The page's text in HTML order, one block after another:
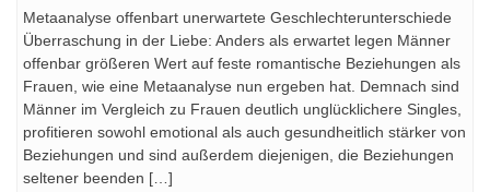
Metaanalyse offenbart unerwartete Geschlechterunterschiede
Überraschung in der Liebe: Anders als erwartet legen Männer
offenbar größeren Wert auf feste romantische Beziehungen als
Frauen, wie eine Metaanalyse nun ergeben hat. Demnach sind
Männer im Vergleich zu Frauen deutlich unglücklichere Singles,
profitieren sowohl emotional als auch gesundheitlich stärker von
Beziehungen und sind außerdem diejenigen, die Beziehungen
seltener beenden […]